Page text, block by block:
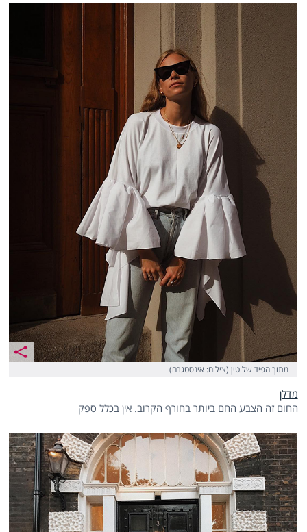
מתוך הפיד של טין (צילום: אינסטגרם)
מדלן
החום זה הצבע החם ביותר בחורף הקרוב. אין בכלל ספק